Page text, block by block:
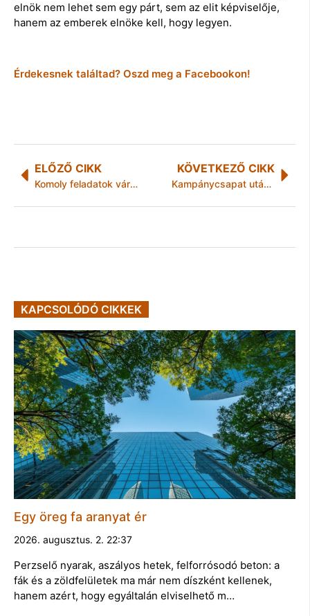
elnök nem lehet sem egy párt, sem az elit képviselője,
hanem az emberek elnöke kell, hogy legyen.
Érdekesnek találtad? Oszd meg a Facebookon!
ELŐZŐ CIKK
Komoly feladatok várnak a vállalkozókra
KÖVETKEZŐ CIKK
Kampánycsapat után postásként használja a Fidesz a közszférában dolgozókat
KAPCSOLÓDÓ CIKKEK
Egy öreg fa aranyat ér
2026. augusztus. 2. 22:37
Perzselő nyarak, aszályos hetek, felforrósodó beton: a
fák és a zöldfelületek ma már nem díszként kellenek,
hanem azért, hogy egyáltalán elviselhető m…